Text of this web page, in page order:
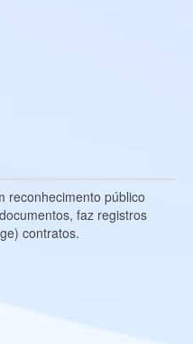
reconhecimento público
faz registros
contratos.